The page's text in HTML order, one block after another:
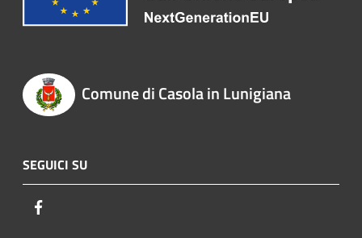
Comune di Casola in Lunigiana
SEGUICI SU